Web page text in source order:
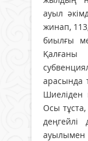
ауыл
жинап,
биылғы
арасында
Шиеліден
Осы тұста,